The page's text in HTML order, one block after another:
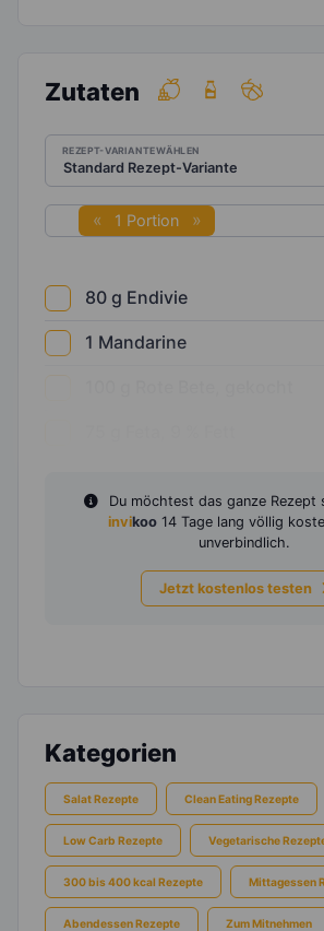
Zutaten
REZEPT-VARIANTE WÄHLEN
1 Portion
80 g Endivie
1 Mandarine
Du möchtest das ganze Rezept
invikoo 14 Tage lang völlig
unverbindlich.
Jetzt kostenlos testen
Kategorien
Salat Rezepte Clean Eating Rezepte
Low Carb Rezepte Vegetarische
300 bis 400 kcal Rezepte Mittagessen
Abendessen Rezepte Zum Mitnehmen